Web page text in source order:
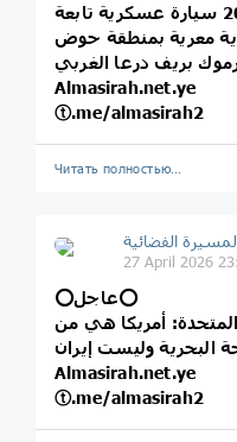
مصادر سورية: توغل نحو 20 سيارة عسكرية تابعة
معرية بمنطقة حوض
بريف درعا الغربي
Almasirah.net.ye
ⓣ.me/almasirah2
Читать полностью…
الفضائية
27 April 2026
⭕️عاجل⭕️
المتحدة: أمريكا هي من
البحرية وليست إيران
Almasirah.net.ye
ⓣ.me/almasirah2